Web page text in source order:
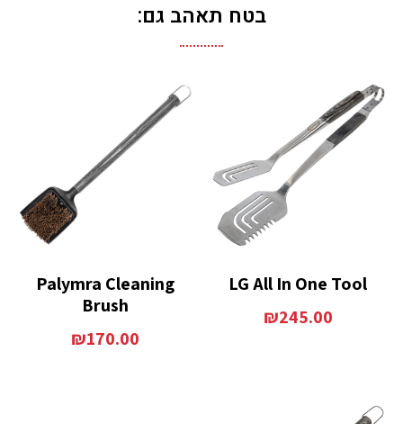
בטח תאהב גם:
LG All In One Tool
₪245.00
Palymra Cleaning
Brush
₪170.00